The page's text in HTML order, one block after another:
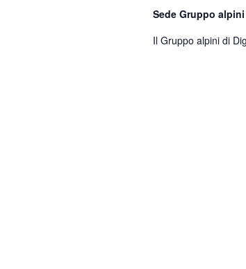
Sede Gruppo
Il Gruppo alpini di